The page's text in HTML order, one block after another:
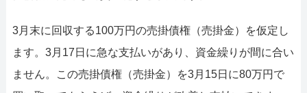
3月末に回収する100万円の売掛債権（売掛金）を仮定し
ます。3月17日に急な支払いがあり、資金繰りが間に合い
ません。この売掛債権（売掛金）を3月15日に80万円で